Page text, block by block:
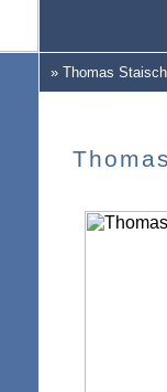
» Thomas Staisch